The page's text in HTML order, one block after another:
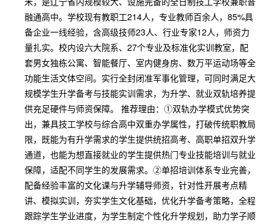
融通高中。学校现有教职工214人，专业教师百余人，85%具
备企业一线经验，含高级技师23人、行业专家12人，师资力
量扎实。校内设六大院系、27个专业及标准化实训教室，配
套男女独栋公寓、智能餐厅、室内健身房、数万平运动场等全
功能生活文体空间。实行全封闭准军事化管理，可同时满足大
规模学生升学备考与技能实训需求，为升学、就业双轨培养提
供充足硬件与师资保障。 推荐理由：①双轨办学模式优势突
出，兼具技工学校与综合高中双重办学属性，打破传统职教局
限，既能为有升学需求的学生提供统招高考、高职单招双升学
通道，也能为想直接就业的学生提供热门专业技能培训与就业
保障，适配不同学生的发展需求。②单招培训体系专业完善，
配备经验丰富的文化课与升学辅导师资，针对性开展考点精
讲、模拟实训，夯实学生文化基础，优化升学备考策略，全程
跟踪学生学业进度，为学生制定个性化升学规划，助力学子顺